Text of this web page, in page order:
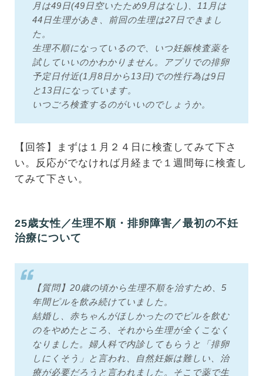
月は49日(49日空いたため9月はなし)、11月は
44日生理があき、前回の生理は27日できまし
た。
生理不順になっているので、いつ妊娠検査薬を
試していいのかわかりません。アプリでの排卵
予定日付近(1月8日から13日)での性行為は9日
と13日になっています。
いつごろ検査するのがいいのでしょうか。
【回答】まずは１月２４日に検査してみて下さ
い。反応がでなければ月経まで１週間毎に検査し
てみて下さい。
25歳女性／生理不順・排卵障害／最初の不妊
治療について
【質問】20歳の頃から生理不順を治すため、5
年間ピルを飲み続けていました。
結婚し、赤ちゃんがほしかったのでピルを飲む
のをやめたところ、それから生理が全くこなく
なりました。婦人科で内診してもらうと「排卵
しにくそう」と言われ、自然妊娠は難しい、治
療が必要だろうと言われました。そこで薬で生